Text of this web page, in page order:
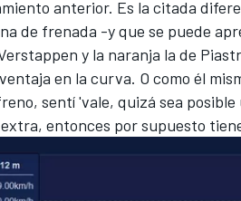
anterior. Es la citada
de frenada -y que se puede
y la naranja la de
en la curva. O como él
sentí 'vale, quizá sea posible
entonces por supuesto